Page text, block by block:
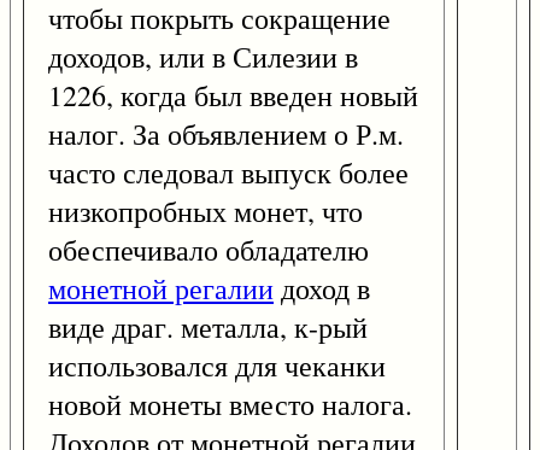
чтобы покрыть сокращение
доходов, или в Силезии в
1226, когда был введен новый
налог. За объявлением о Р.м.
часто следовал выпуск более
низкопробных монет, что
обеспечивало обладателю
монетной регалиидоход в
виде драг. металла, к-рый
использовался для чеканки
новой монеты вместо налога.